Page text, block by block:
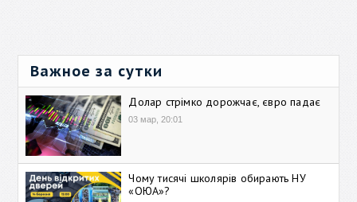
Важное за сутки
Долар стрімко дорожчає, євро падає
03 мар, 20:01
Чому тисячі школярів обирають НУ
«ОЮА»?